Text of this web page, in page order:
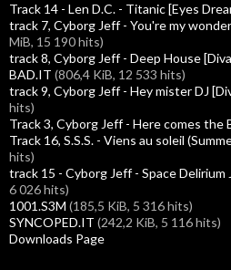
Track 14 - Len D.C. - Titanic [Eyes
track 7, Cyborg Jeff - You're my
MiB, 15 190 hits)
track 8, Cyborg Jeff - Deep House
BAD.IT (806,4 KiB, 12 533 hits)
track 9, Cyborg Jeff - Hey mister DJ
hits)
Track 3, Cyborg Jeff - Here comes the
Track 16, S.S.S. - Viens au soleil
hits)
track 15 - Cyborg Jeff - Space Delirium
6 026 hits)
1001.S3M (185,5 KiB, 5 316 hits)
SYNCOPED.IT (242,2 KiB, 5 116 hits)
Downloads Page